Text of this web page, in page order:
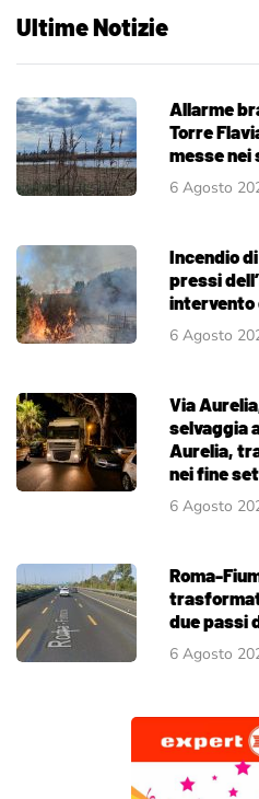
Ultime Notizie
Allarme
Torre
messe nei
6 Agosto
Incendio
pressi
intervento
6 Agosto
Via
selvaggia
Aurelia,
nei fine
6 Agosto
Roma-
due passi
6 Agosto